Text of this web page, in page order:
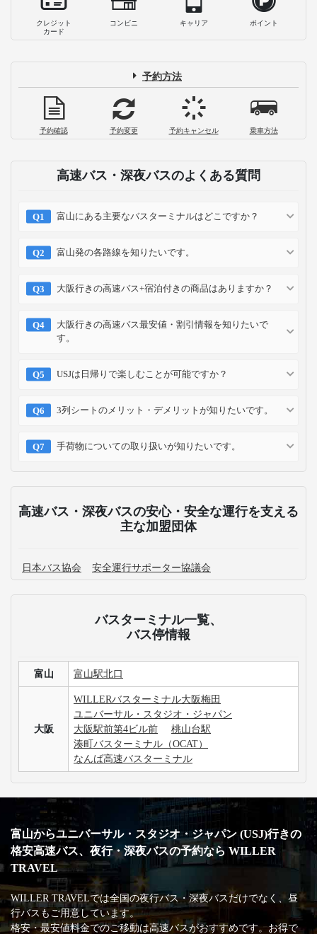
クレジット
カード
コンビニ キャリア ポイント
予約方法
予約確認 予約変更 予約キャンセル 乗車方法
高速バス・深夜バスのよくある質問
富山にある主要なバスターミナルはどこですか？
富山発の各路線を知りたいです。
大阪行きの高速バス+宿泊付きの商品はありますか？
大阪行きの高速バス最安値・割引情報を知りたいで
す。
USJは日帰りで楽しむことが可能ですか？
3列シートのメリット・デメリットが知りたいです。
手荷物についての取り扱いが知りたいです。
高速バス・深夜バスの安心・安全な運行を支える
主な加盟団体
日本バス協会 安全運行サポーター協議会
バスターミナル一覧、
バス停情報
富山 富山駅北口
大阪
WILLERバスターミナル大阪梅田
ユニバーサル・スタジオ・ジャパン
大阪駅前第4ビル前
桃山台駅
湊町バスターミナル（OCAT）
なんば高速バスターミナル
富山からユニバーサル・スタジオ・ジャパン (USJ)行きの
格安高速バス、夜行・深夜バスの予約なら WILLER
TRAVEL
WILLER TRAVELでは全国の夜行バス・深夜バスだけでなく、昼
行バスもご用意しています。
格安・最安値料金でのご移動は高速バスがおすすめです。お得で